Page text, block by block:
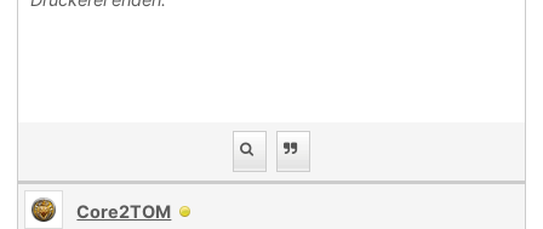
Core2TOM